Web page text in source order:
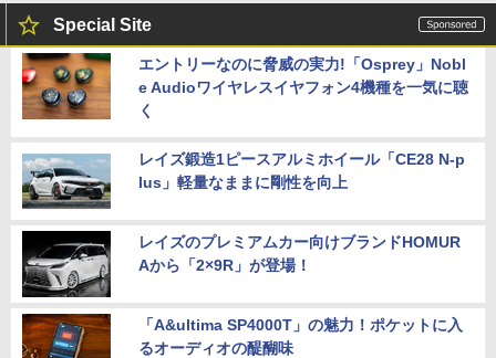
Special Site
エントリーなのに脅威の実力!「Osprey」Nobl
e Audioワイヤレスイヤフォン4機種を一気に聴
く
レイズ鍛造1ピースアルミホイール「CE28 N-p
lus」軽量なままに剛性を向上
レイズのプレミアムカー向けブランドHOMUR
Aから「2×9R」が登場！
「A&ultima SP4000T」の魅力！ポケットに入
るオーディオの醍醐味